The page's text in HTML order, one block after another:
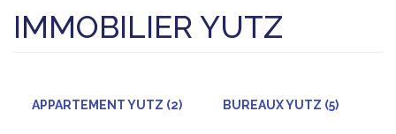
IMMOBILIER YUTZ
APPARTEMENT YUTZ (2) BUREAUX YUTZ (5)